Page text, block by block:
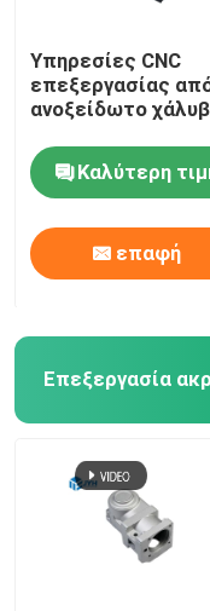
Υπηρεσίες
Dienste für
Υπηρεσίες
Υπηρεσία
Υπηρεσίες CNC
επεξεργασίας
ανοξείδωτο
Καλύτερη
επαφή
Επεξεργασία